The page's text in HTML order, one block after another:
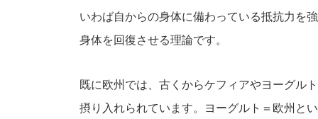
いわば自からの身体に備わっている抵抗力を
身体を回復させる理論です。
既に欧州では、古くからケフィアやヨーグル
摂り入れられています。ヨーグルト＝欧州と